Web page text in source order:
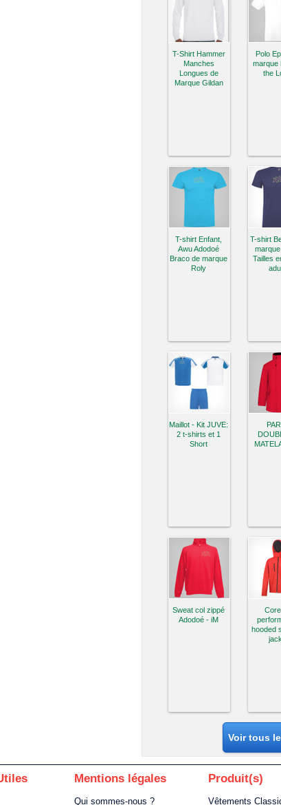
T-Shirt Hammer
Manches
Longues de
Marque Gildan
Polo
marque
the
T-shirt Enfant,
Awu Adodoé
Braco de marque
Roly
T-shirt
Tailles
Maillot - Kit JUVE:
2 t-shirts et 1
Short
Sweat col zippé
Adodoé - iM
hooded
Voir tous
Mentions légales
Qui sommes-nous ?
Produit(s)
Vêtements